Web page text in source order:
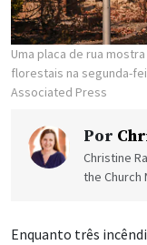
Uma placa de rua
florestais na segunda-
Associated Press
Por
Christine
the Church
Enquanto três